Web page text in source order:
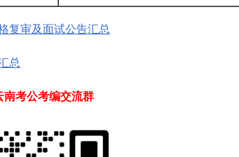
复审及面试公告汇总
总
南考公考编交流群